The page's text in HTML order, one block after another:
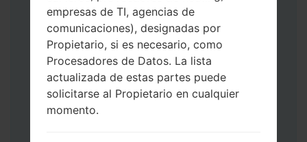
Agregue todos los archivos a Odin 3.
Si desea hacer clean flash, use CSC _ *** o
use HOME_CSC _ *** para mantener sus
datos y aplicaciones.
Ahora apague su teléfono y entre al Modo
de Descarga. Cómo hacer todos los
métodos:
empresas de TI, agencias de
comunicaciones), designadas por
Propietario, si es necesario, como
Procesadores de Datos. La lista
actualizada de estas partes puede
solicitarse al Propietario en cualquier
momento.